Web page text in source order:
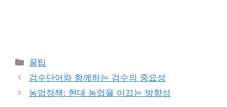
카
테
고
리
꿀팁
검수단어와 함께하는 검수의 중요성
농업정책: 현대 농업을 이끄는 방향성